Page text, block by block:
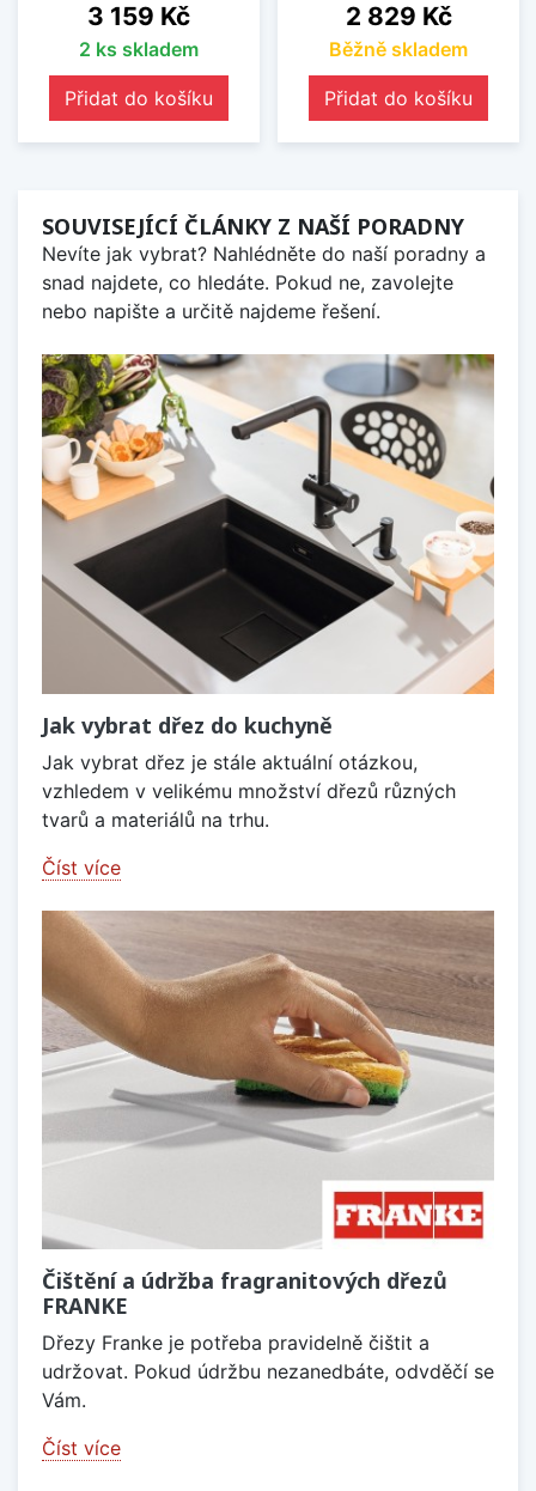
Cena
3 159 Kč
2 ks skladem
Přidat do košíku
Cena
2 829 Kč
Běžně skladem
Přidat do košíku
SOUVISEJÍCÍ ČLÁNKY Z NAŠÍ PORADNY
Nevíte jak vybrat? Nahlédněte do naší poradny a
snad najdete, co hledáte. Pokud ne, zavolejte
nebo napište a určitě najdeme řešení.
Jak vybrat dřez do kuchyně
Jak vybrat dřez je stále aktuální otázkou,
vzhledem v velikému množství dřezů různých
tvarů a materiálů na trhu.
Číst více
Čištění a údržba fragranitových dřezů
FRANKE
Dřezy Franke je potřeba pravidelně čištit a
udržovat. Pokud údržbu nezanedbáte, odvděčí se
Vám.
Číst více